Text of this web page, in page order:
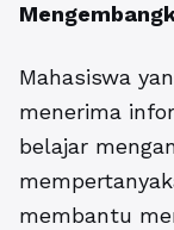
Mahasiswa
menerima
belajar
membantu